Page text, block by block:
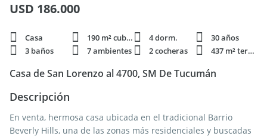
USD 186.000
Casa 190 m² cubie. 4 dorm.
30 años
3 baños
7 ambientes 2 cocheras 437 m² terren.
Casa de San Lorenzo al 4700, SM De Tucumán
Descripción
En venta, hermosa casa ubicada en el tradicional Barrio
Beverly Hills, una de las zonas más residenciales y buscadas